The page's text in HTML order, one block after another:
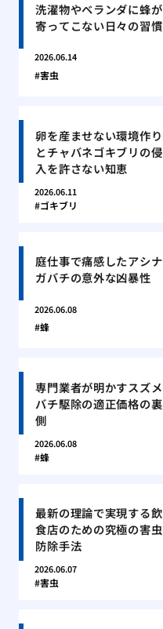
洗濯物やベランダに蜂が
寄ってこない日々の習慣
2026.06.14
害虫
卵を産ませない環境作り
とチャバネゴキブリの侵
入を許さない知恵
2026.06.11
ゴキブリ
庭仕事で痛感したアシナ
ガバチの意外な凶暴性
2026.06.08
蜂
専門業者が明かすスズメ
バチ駆除の適正価格の裏
側
2026.06.08
蜂
最新の理論で実現する飲
食店のための究極の害虫
防除手法
2026.06.07
害虫